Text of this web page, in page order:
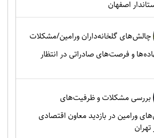
اصفهان
چالش‌های گلخانه‌داران ورامین/مشکلات
و فرصت‌های صادراتی در انتظار
بررسی مشکلات و ظرفیت‌های
ورامین در بازدید معاون اقتصادی
تهران